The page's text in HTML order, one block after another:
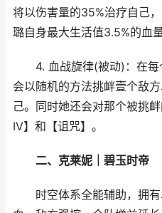
将以伤害量的35%治疗自己
璐自身最大生活值3.5%的血量
4. 血战旋律(被动)：在每
会以随机的方法挑衅壹个敌
己。同时她还会对那个被挑
IV】和【诅咒】。
二、克莱妮｜碧玉时帝
时空体系全能辅助，拥有